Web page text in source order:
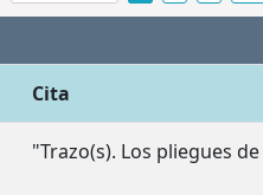
Cita
"Trazo(s). Los pliegues